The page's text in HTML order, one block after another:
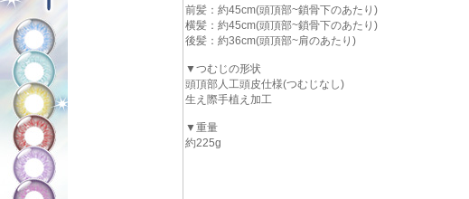
前髪：約45cm(頭頂部~鎖骨下のあたり)
横髪：約45cm(頭頂部~鎖骨下のあたり)
後髪：約36cm(頭頂部~肩のあたり)
▼つむじの形状
頭頂部人工頭皮仕様(つむじなし)
生え際手植え加工
▼重量
約225g